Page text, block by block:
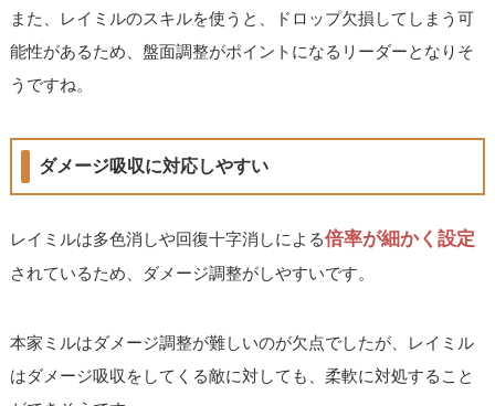
また、レイミルのスキルを使うと、ドロップ欠損してしまう可
能性があるため、盤面調整がポイントになるリーダーとなりそ
うですね。
ダメージ吸収に対応しやすい
レイミルは多色消しや回復十字消しによる倍率が細かく設定
されているため、ダメージ調整がしやすいです。
本家ミルはダメージ調整が難しいのが欠点でしたが、レイミル
はダメージ吸収をしてくる敵に対しても、柔軟に対処すること